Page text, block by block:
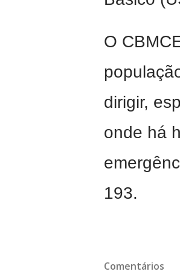
O
dirigir,
onde há
193.
Comentários